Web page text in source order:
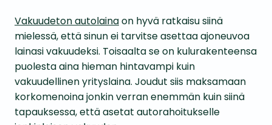
Vakuudeton autolainaon hyvä ratkaisu siinä
mielessä, että sinun ei tarvitse asettaa ajoneuvoa
lainasi vakuudeksi. Toisaalta se on kulurakenteensa
puolesta aina hieman hintavampi kuin
vakuudellinen yrityslaina. Joudut siis maksamaan
korkomenoina jonkin verran enemmän kuin siinä
tapauksessa, että asetat autorahoitukselle